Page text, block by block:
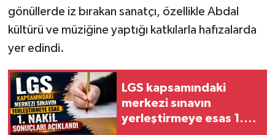
gönüllerde iz bırakan sanatçı, özellikle Abdal
kültürü ve müziğine yaptığı katkılarla hafızalarda
yer edindi.
LGS kapsamındaki
merkezi sınavın
yerleştirmeye esas 1.